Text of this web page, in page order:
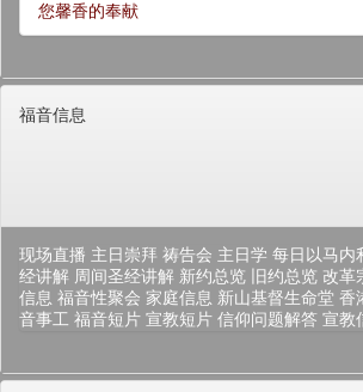
您馨香的奉献
福音信息
现场直播 主日崇拜 祷告会 主日学 每日以马内
经讲解 周间圣经讲解 新约总览 旧约总览 改革
信息 福音性聚会 家庭信息 新山基督生命堂 香
音事工 福音短片 宣教短片 信仰问题解答 宣教